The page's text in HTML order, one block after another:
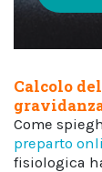
Calcolo
Come
preparto
fisiologica